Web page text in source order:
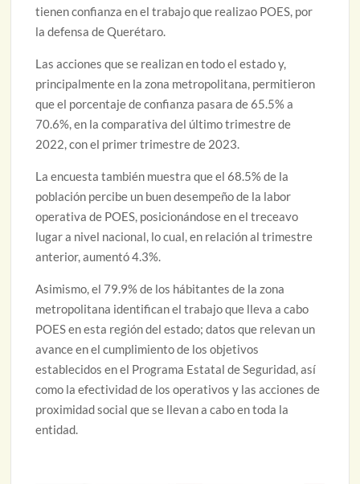
tienen confianza en el trabajo que realizao POES, por
la defensa de Querétaro.
Las acciones que se realizan en todo el estado y,
principalmente en la zona metropolitana, permitieron
que el porcentaje de confianza pasara de 65.5% a
70.6%, en la comparativa del último trimestre de
2022, con el primer trimestre de 2023.
La encuesta también muestra que el 68.5% de la
población percibe un buen desempeño de la labor
operativa de POES, posicionándose en el treceavo
lugar a nivel nacional, lo cual, en relación al trimestre
anterior, aumentó 4.3%.
Asimismo, el 79.9% de los hábitantes de la zona
metropolitana identifican el trabajo que lleva a cabo
POES en esta región del estado; datos que relevan un
avance en el cumplimiento de los objetivos
establecidos en el Programa Estatal de Seguridad, así
como la efectividad de los operativos y las acciones de
proximidad social que se llevan a cabo en toda la
entidad.